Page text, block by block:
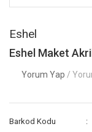
Eshel
Eshel Maket
Yorum Yap /
Barkod Kodu